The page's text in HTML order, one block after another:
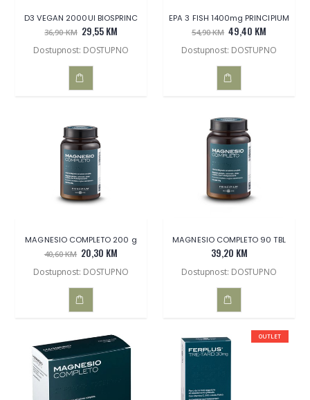
D3 VEGAN 2000UI BIOSPRINC
36,90 KM 29,55 KM
Dostupnost: DOSTUPNO
KOŠARICU
EPA 3 FISH 1400mg PRINCIPIUM
54,90 KM 49,40 KM
Dostupnost: DOSTUPNO
U
KOŠARICU
MAGNESIO COMPLETO 200 g
40,60 KM 20,30 KM
Dostupnost: DOSTUPNO
U
KOŠARICU
MAGNESIO COMPLETO 90 TBL
39,20 KM
Dostupnost: DOSTUPNO
U
OUTLET